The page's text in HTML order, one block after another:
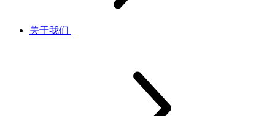
关于我们